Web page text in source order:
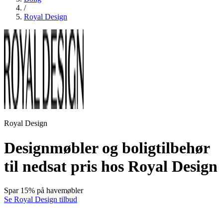
/
Royal Design
Royal Design
Designmøbler og boligtilbehør
til nedsat pris hos Royal Design
Spar 15% på havemøbler
Se Royal Design tilbud